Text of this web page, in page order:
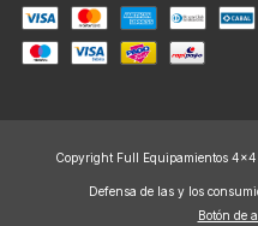
Copyright Full Equipamientos 4x4
Defensa de las y los
Botón de